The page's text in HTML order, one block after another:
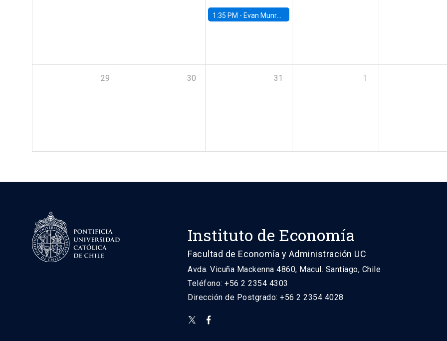
1:35 PM - Evan Munro, Neyman Visiting Assistant Professor in the Department of Statistics at UC Berkeley
29 30 31 1
Instituto de Economía
Facultad de Economía y Administración UC
Avda. Vicuña Mackenna 4860, Macul. Santiago, Chile
Teléfono: +56 2 2354 4303
Dirección de Postgrado: +56 2 2354 4028